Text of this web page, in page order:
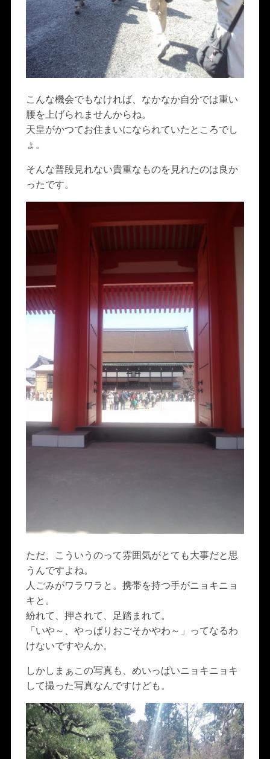
こんな機会でもなければ、なかなか自分では重い
腰を上げられませんからね。
天皇がかつてお住まいになられていたところでし
ょ。
そんな普段見れない貴重なものを見れたのは良か
ったです。
ただ、こういうのって雰囲気がとても大事だと思
うんですよね。
人ごみがワラワラと。携帯を持つ手がニョキニョ
キと。
紛れて、押されて、足踏まれて。
「いや～、やっぱりおごそかやわ～」ってなるわ
けないですやんか。
しかしまぁこの写真も、めいっぱいニョキニョキ
して撮った写真なんですけども。